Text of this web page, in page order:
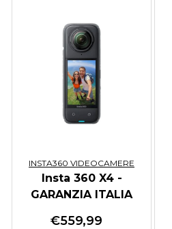
INSTA360 VIDEOCAMERE
Insta 360 X4 -
GARANZIA ITALIA
€559,99